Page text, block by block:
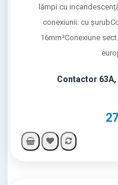
Contactor 63A,
lămpi cu
conexiunii: cu
16mm²Conexiune